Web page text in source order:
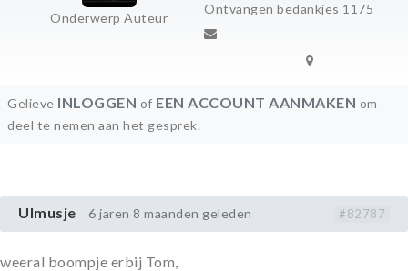
Onderwerp Auteur
Ontvangen bedankjes 1175
Gelieve INLOGGEN of EEN ACCOUNT AANMAKEN om
deel te nemen aan het gesprek.
Ulmusje 6 jaren 8 maanden geleden #82787
weeral boompje erbij Tom,